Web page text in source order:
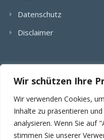
Wir schützen Ihre
Wir verwenden Cookies,
Inhalte zu präsentieren
analysieren. Wenn Sie auf
stimmen Sie unserer
Datenschutz
Disclaimer
Verlinkung von Bildern,
der schriftlichen